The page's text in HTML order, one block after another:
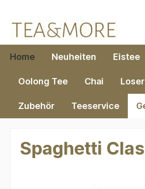
Home Neuheiten Eistee
Oolong Tee Chai
Zubehör Teeservice
Spaghetti